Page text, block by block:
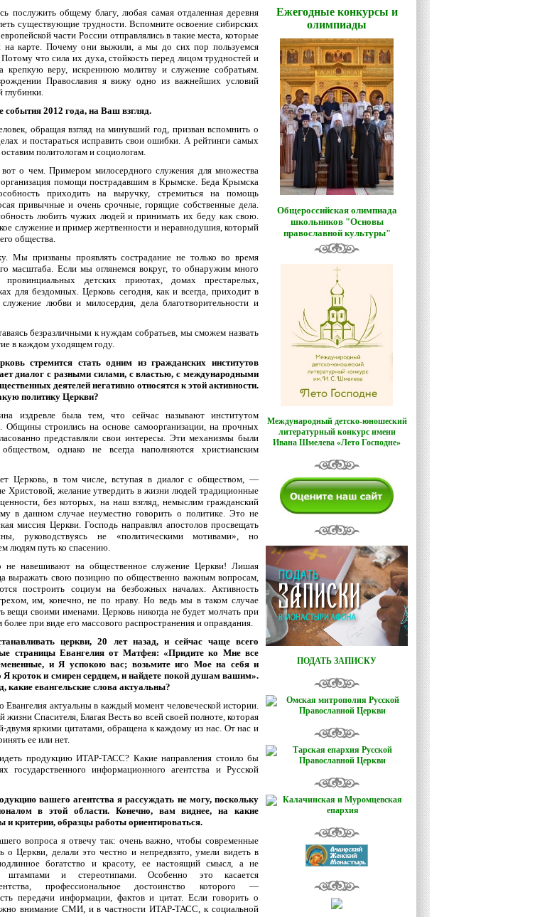
послужить общему благу, любая самая отдаленная деревня
существующие трудности. Вспомните освоение сибирских
части России отправлялись в такие места, которые
на карте. Почему они выжили, а мы до сих пор пользуемся
Потому что сила их духа, стойкость перед лицом трудностей и
крепкую веру, искреннюю молитву и служение собратьям.
Православия я вижу одно из важнейших условий
глубинки.
2012 года, на Ваш взгляд.
обращая взгляд на минувший год, призван вспомнить о
и постараться исправить свои ошибки. А рейтинги самых
политологам и социологам.
о чем. Примером милосердного служения для множества
организация помощи пострадавшим в Крымске. Беда Крымска
приходить на выручку, стремиться на помощь
привычные и очень срочные, горящие собственные дела.
любить чужих людей и принимать их беду как свою.
служение и пример жертвенности и неравнодушия, который
общества.
Мы призваны проявлять сострадание не только во время
масштаба. Если мы оглянемся вокруг, то обнаружим много
детских приютах, домах престарелых,
для бездомных. Церковь сегодня, как и всегда, приходит в
любви и милосердия, дела благотворительности и
безразличными к нуждам собратьев, мы сможем назвать
в каждом уходящем году.
стремится стать одним из гражданских институтов
диалог с разными силами, с властью, с международными
деятелей негативно относятся к этой активности.
политику Церкви?
издревле была тем, что сейчас называют институтом
Общины строились на основе самоорганизации, на прочных
представляли свои интересы. Эти механизмы были
однако не всегда наполняются христианским
Церковь, в том числе, вступая в диалог с обществом, —
Христовой, желание утвердить в жизни людей традиционные
без которых, на наш взгляд, немыслим гражданский
в данном случае неуместно говорить о политике. Это не
миссия Церкви. Господь направлял апостолов просвещать
руководствуясь не «политическими мотивами», но
людям путь ко спасению.
не навешивают на общественное служение Церкви! Лишая
выражать свою позицию по общественно важным вопросам,
построить социум на безбожных началах. Активность
им, конечно, не по нраву. Но ведь мы в таком случае
вещи своими именами. Церковь никогда не будет молчать при
более при виде его массового распространения и оправдания.
церкви, 20 лет назад, и сейчас чаще всего
страницы Евангелия от Матфея: «Придите ко Мне все
и Я успокою вас; возьмите иго Мое на себя и
Я кроток и смирен сердцем, и найдете покой душам вашим».
какие евангельские слова актуальны?
актуальны в каждый момент человеческой истории.
жизни Спасителя, Благая Весть во всей своей полноте, которая
двумя яркими цитатами, обращена к каждому из нас. От нас и
ее или нет.
продукцию ИТАР-ТАСС? Какие направления стоило бы
государственного информационного агентства и Русской
вашего агентства я рассуждать не могу, поскольку
в этой области. Конечно, вам виднее, на какие
и критерии, образцы работы ориентироваться.
вопроса я отвечу так: очень важно, чтобы современные
Церкви, делали это честно и непредвзято, умели видеть в
богатство и красоту, ее настоящий смысл, а не
штампами и стереотипами. Особенно это касается
профессиональное достоинство которого —
передачи информации, фактов и цитат. Если говорить о
внимание СМИ, и в частности ИТАР-ТАСС, к социальной
Ежегодные конкурсы и
олимпиады
Общероссийская олимпиада
школьников "Основы
православной культуры"
Международный детско-юношеский
литературный конкурс имени
Ивана Шмелева «Лето Господне»
ПОДАТЬ ЗАПИСКУ